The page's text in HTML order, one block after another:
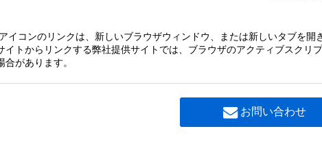
イコンのリンクは、新しいブラウザウィンドウ、または新しいタブを開
イトからリンクする弊社提供サイトでは、ブラウザのアクティブスクリ
があります。
お問い合わせ